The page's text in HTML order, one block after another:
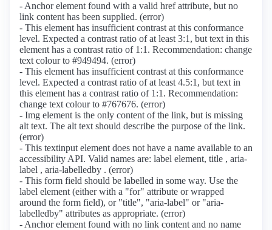
- Anchor element found with a valid href attribute, but no
link content has been supplied. (error)
- This element has insufficient contrast at this conformance
level. Expected a contrast ratio of at least 3:1, but text in this
element has a contrast ratio of 1:1. Recommendation: change
text colour to #949494. (error)
- This element has insufficient contrast at this conformance
level. Expected a contrast ratio of at least 4.5:1, but text in
this element has a contrast ratio of 1:1. Recommendation:
change text colour to #767676. (error)
- Img element is the only content of the link, but is missing
alt text. The alt text should describe the purpose of the link.
(error)
- This textinput element does not have a name available to an
accessibility API. Valid names are: label element, title , aria-
label , aria-labelledby . (error)
- This form field should be labelled in some way. Use the
label element (either with a "for" attribute or wrapped
around the form field), or "title", "aria-label" or "aria-
labelledby" attributes as appropriate. (error)
- Anchor element found with no link content and no name